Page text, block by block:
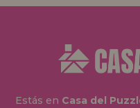
Estás en Casa del